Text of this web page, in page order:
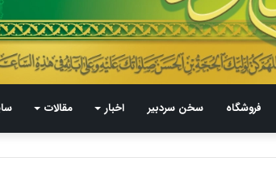
فروشگاه سخن سردبیر اخبار مقالات